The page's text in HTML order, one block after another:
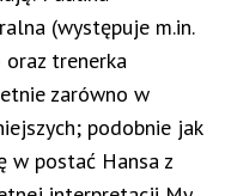
(występuje m.in.
oraz trenerka
zarówno w
podobnie jak
w postać Hansa z